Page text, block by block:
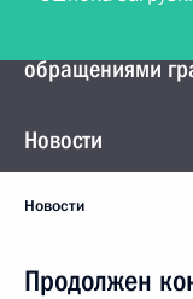
Управление
обращениями
Новости
Новости
Продолжен